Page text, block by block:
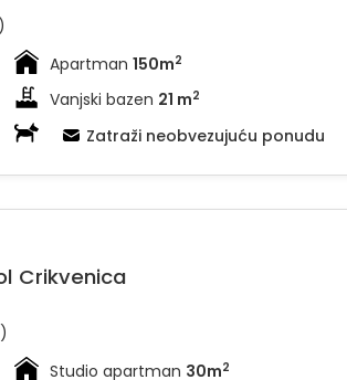
Vanjski bazen 21 m2
Apartman 150m2
Kućni ljubimci (na upit)
Zatraži neobvezujuću ponudu
Crikvenica
Studio apartman 30m2